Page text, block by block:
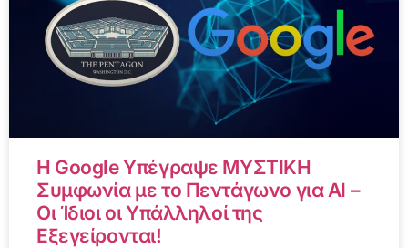
Η Google Υπέγραψε ΜΥΣΤΙΚΗ
Συμφωνία με το Πεντάγωνο για AI –
Οι Ίδιοι οι Υπάλληλοί της
Εξεγείρονται!